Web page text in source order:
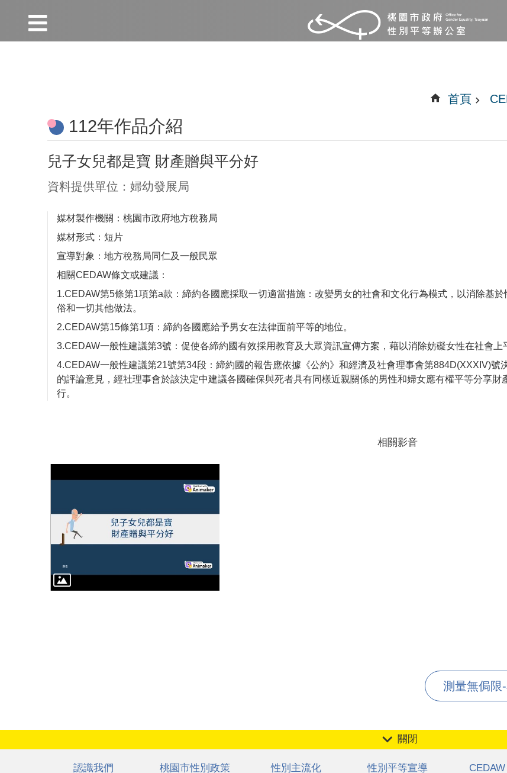
首頁
112年作品介紹
兒子女兒都是寶 財產贈與平分好
資料提供單位：婦幼發展局
媒材製作機關：桃園市政府地方稅務局
媒材形式：短片
宣導對象 ：地方稅務局同仁及一般民眾
相關CEDAW條文或建議：
1.CEDAW第5條第1項第a款：締約各國應採取一切適當措施：改變男女的社會和文化行為模式，以消除基
俗和一切其他做法。
2.CEDAW第15條第1項：締約各國應給予男女在法律面前平等的地位。
3.CEDAW一般性建議第3號：促使各締約國有效採用教育及大眾資訊宣傳方案，藉以消除妨礙女性在社會上
4.CEDAW一般性建議第21號第34段：締約國的報告應依據《公約》和經濟及社會理事會第884D(XXXIV)
的評論意見，經社理事會於該決定中建議各國確保與死者具有同樣近親關係的男性和婦女應有權平等分享
行。
相關影音
測量無侷限
關閉
認識我們 桃園市性別政策 性別主流化 性別平等宣導